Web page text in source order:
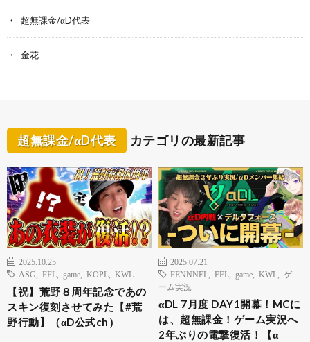
超無課金/αD代表
金花
超無課金/αD代表 カテゴリの最新記事
2025.10.25
ASG
FFL game KOPL KWL
【祝】荒野８周年記念であの
スキン復刻させてみた【#荒
野行動】（αD公式ch）
2025.07.21
FENNNEL
FFL game KWL
ゲ
ーム実況
αDL 7月度 DAY1開幕！MCに
は、超無課金！ゲーム実況へ
2年ぶりの電撃復活！【α